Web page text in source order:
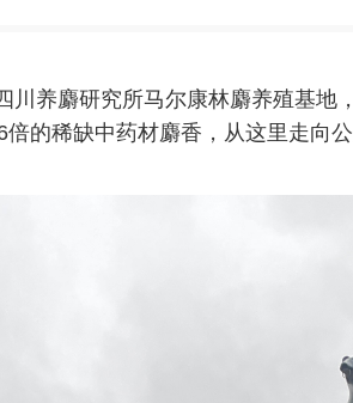
养麝研究所马尔康林麝养殖基地
的稀缺中药材麝香，从这里走向公